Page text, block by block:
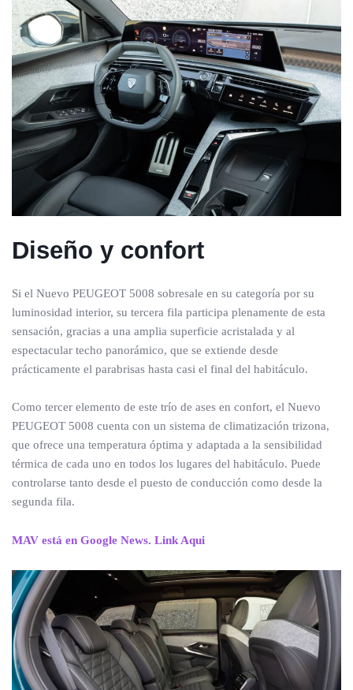
Diseño y confort
Si el Nuevo PEUGEOT 5008 sobresale en su categoría por su
luminosidad interior, su tercera fila participa plenamente de esta
sensación, gracias a una amplia superficie acristalada y al
espectacular techo panorámico, que se extiende desde
prácticamente el parabrisas hasta casi el final del habitáculo.
Como tercer elemento de este trío de ases en confort, el Nuevo
PEUGEOT 5008 cuenta con un sistema de climatización trizona,
que ofrece una temperatura óptima y adaptada a la sensibilidad
térmica de cada uno en todos los lugares del habitáculo. Puede
controlarse tanto desde el puesto de conducción como desde la
segunda fila.
MAV está en Google News. Link Aqui